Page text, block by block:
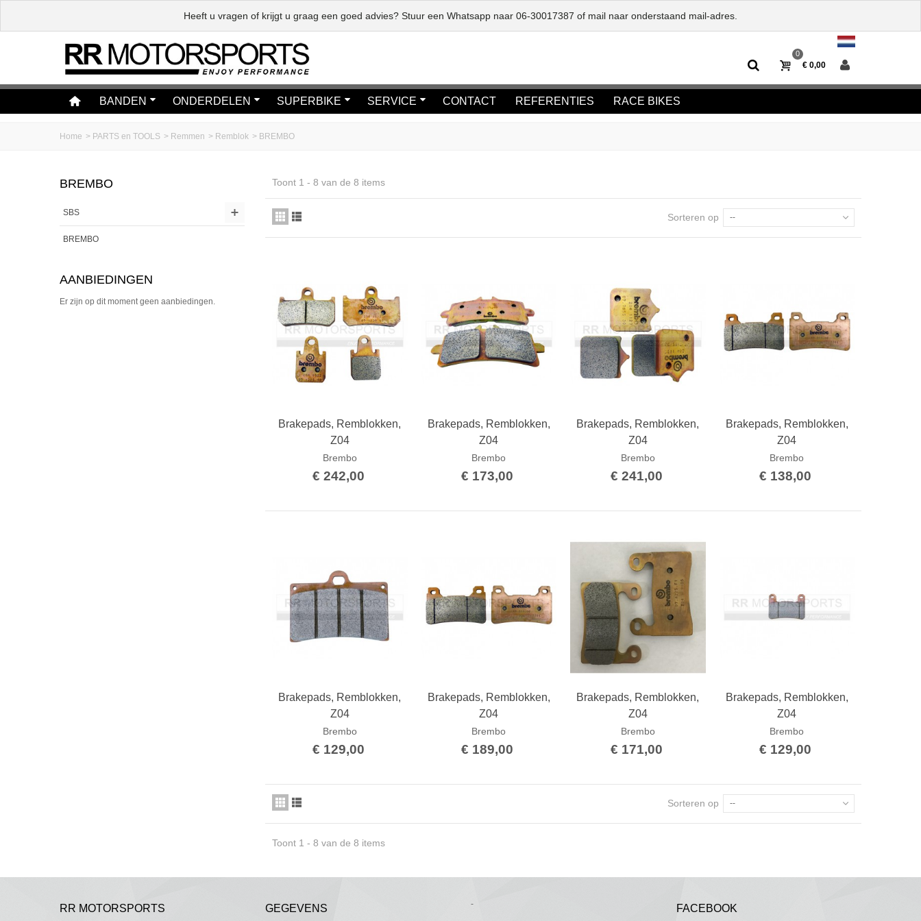
Heeft u vragen of krijgt u graag een goed advies? Stuur een Whatsapp naar 06-30017387 of mail naar onderstaand mail-adres.
0
€ 0,00
BANDEN ONDERDELEN SUPERBIKE SERVICE CONTACT REFERENTIES RACE BIKES
Home > PARTS en TOOLS > Remmen > Remblok > BREMBO
BREMBO
SBS
BREMBO
AANBIEDINGEN
Er zijn op dit moment geen aanbiedingen.
Toont 1 - 8 van de 8 items
Sorteren op --
Bestellen
Brakepads, Remblokken,
Z04
Brembo
€ 242,00
Bestellen
Brakepads, Remblokken,
Z04
Brembo
€ 173,00
Bestellen
Brakepads, Remblokken,
Z04
Brembo
€ 241,00
Bestellen
Brakepads, Remblokken,
Z04
Brembo
€ 138,00
Bestellen
Brakepads, Remblokken,
Z04
Brembo
€ 129,00
Bestellen
Brakepads, Remblokken,
Z04
Brembo
€ 189,00
Bestellen
Brakepads, Remblokken,
Z04
Brembo
€ 171,00
Bestellen
Brakepads, Remblokken,
Z04
Brembo
€ 129,00
Sorteren op --
Toont 1 - 8 van de 8 items
RR MOTORSPORTS GEGEVENS - FACEBOOK